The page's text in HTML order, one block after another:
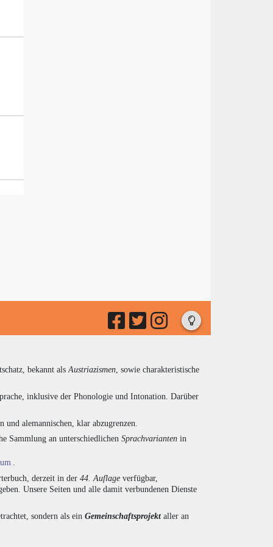
bekannt alsAustriazismen, sowie charakteristische
inklusive der Phonologie und Intonation. Darüber
und alemannischen, klar abzugrenzen.
Sammlung an unterschiedlichen Sprachvarianten in
.
derzeit in der 44. Auflage verfügbar,
Unsere Seiten und alle damit verbundenen Dienste
sondern als ein Gemeinschaftsprojektaller an